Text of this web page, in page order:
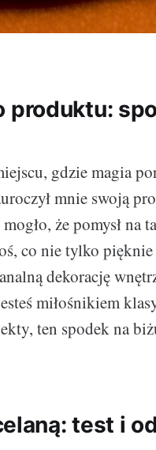
produktu:
gdzie magia
mnie swoją
że pomysł na
co nie tylko pięknie
dekorację
miłośnikiem
ten spodek na
test i